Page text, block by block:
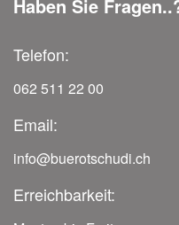
Haben Sie
Telefon:
062 511 22 00
Email:
info@buerotschudi.ch
Erreichbarkeit: